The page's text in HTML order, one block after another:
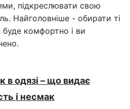
підкреслювати свою
Найголовніше - обирати ті
буде комфортно і ви
в одязі – що видає
і несмак